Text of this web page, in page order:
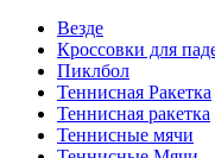
Везде
Кроссовки для
Пиклбол
Теннисная Ракетка
Теннисная ракетка
Теннисные мячи